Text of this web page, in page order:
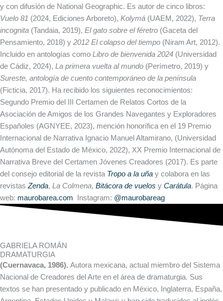
y con difusión de National Geographic. Es autor de cinco libros:
Vuelo 81 (2024, Ediciones Arboreto), Kolymá (UAEM, 2022), Terra
incognita (Tandaia, 2019), El gato sobre el féretro (Gaceta del
Pensamiento, 2018) y 2012 El colapso del tiempo (Niram Art, 2012).
Incluido en antologías como Libro de bienvenida 2024 (Universidad
de Cádiz, 2024), La primera vuelta al mundo (Perímetro, 2019) y
Sureste, antología de cuento contemporáneo de la península
(Ficticia, 2017). Ha recibido los siguientes reconocimientos:
Segundo Premio del III Certamen de Relatos Cortos de la
Asociación de Amigos de los Grandes Navegantes y Exploradores
Españoles (AGNYEE, 2023), mención honorífica en el 19 Premio
Internacional de Narrativa Ignacio Manuel Altamirano, (Universidad
Autónoma del Estado de México, 2022), XX Premio Internacional de
Narrativa Breve del Certamen Jóvenes Creadores (2017). Es parte
del consejo editorial de la revista Tropo a la uña y colabora en las
revistas Zenda, La Colmena, Bitácora de vuelos y Carátula. Página
web: maurobarea.com Instagram: @maurobareag
GABRIELA ROMÁN
DRAMATURGIA
(Cuernavaca, 1986). Autora mexicana, actual miembro del Sistema
Nacional de Creadores del Arte en el área de dramaturgia. Sus
textos se han presentado y publicado en México, Inglaterra, España,